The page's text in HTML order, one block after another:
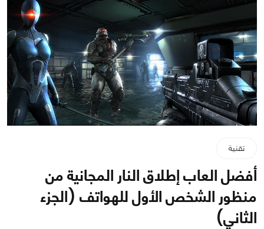
تقنية
أفضل العاب إطلاق النار المجانية من
منظور الشخص الأول للهواتف (الجزء
الثاني)